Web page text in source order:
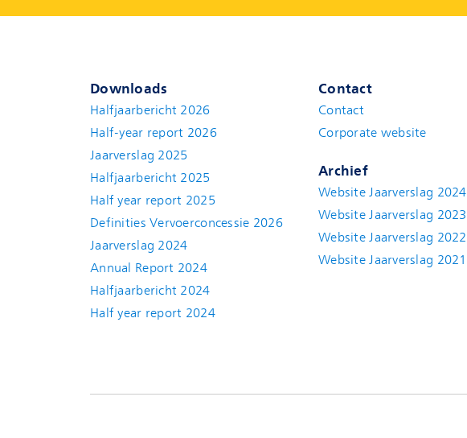
Downloads
Halfjaarbericht 2026
Half-year report 2026
Jaarverslag 2025
Halfjaarbericht 2025
Half year report 2025
Definities Vervoerconcessie 2026
Jaarverslag 2024
Annual Report 2024
Halfjaarbericht 2024
Half year report 2024(new window)
Contact
Contact(new window)
Corporate website
Archief
Website Jaarverslag 2024
Website Jaarverslag 2023
Website Jaarverslag 2022
Website Jaarverslag 2021